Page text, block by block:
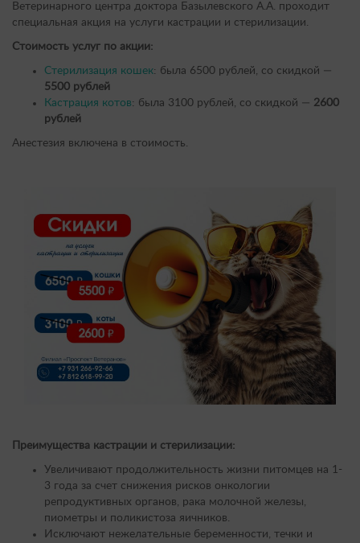
Ветеринарного центра доктора Базылевского А.А. проходит
специальная акция на услуги кастрации и стерилизации.
Стоимость услуг по акции:
Стерилизация кошек: была 6500 рублей, со скидкой —
5500 рублей
Кастрация котов: была 3100 рублей, со скидкой — 2600
рублей
Анестезия включена в стоимость.
Преимущества кастрации и стерилизации:​
Увеличивают продолжительность жизни питомцев на 1-
3 года за счет снижения рисков онкологии
репродуктивных органов, рака молочной железы,
пиометры и поликистоза яичников.​
Исключают нежелательные беременности, течки и